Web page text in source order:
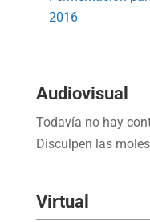
2016
Audiovisual
Todavía no hay
Disculpen las
Virtual